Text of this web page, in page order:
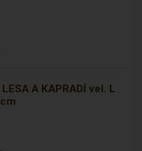
A KAPRADÍ vel. L